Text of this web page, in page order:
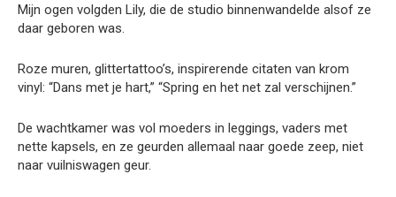
Mijn ogen volgden Lily, die de studio binnenwandelde alsof ze
daar geboren was.
Roze muren, glittertattoo’s, inspirerende citaten van krom
vinyl: “Dans met je hart,” “Spring en het net zal verschijnen.”
De wachtkamer was vol moeders in leggings, vaders met
nette kapsels, en ze geurden allemaal naar goede zeep, niet
naar vuilniswagen geur.